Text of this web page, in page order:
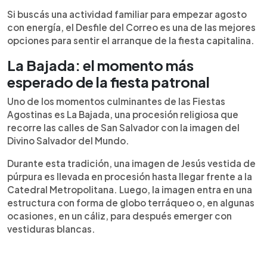
Si buscás una actividad familiar para empezar agosto
con energía, el Desfile del Correo es una de las mejores
opciones para sentir el arranque de la fiesta capitalina.
La Bajada: el momento más
esperado de la fiesta patronal
Uno de los momentos culminantes de las Fiestas
Agostinas es La Bajada, una procesión religiosa que
recorre las calles de San Salvador con la imagen del
Divino Salvador del Mundo.
Durante esta tradición, una imagen de Jesús vestida de
púrpura es llevada en procesión hasta llegar frente a la
Catedral Metropolitana. Luego, la imagen entra en una
estructura con forma de globo terráqueo o, en algunas
ocasiones, en un cáliz, para después emerger con
vestiduras blancas.